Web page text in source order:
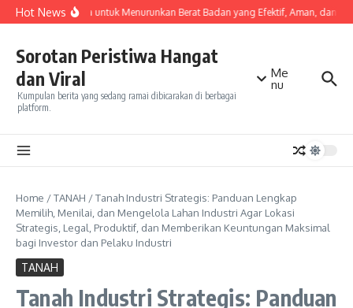
Skip to content
Hot NewsOlahraga untuk Menurunkan Berat Badan yang Efektif, Aman, dan
Sorotan Peristiwa Hangat
dan Viral
Kumpulan berita yang sedang ramai dibicarakan di berbagai
platform.
Me
nu
Home /TANAH /Tanah Industri Strategis: Panduan Lengkap
Memilih, Menilai, dan Mengelola Lahan Industri Agar Lokasi
Strategis, Legal, Produktif, dan Memberikan Keuntungan Maksimal
bagi Investor dan Pelaku Industri
TANAH
Tanah Industri Strategis: Panduan